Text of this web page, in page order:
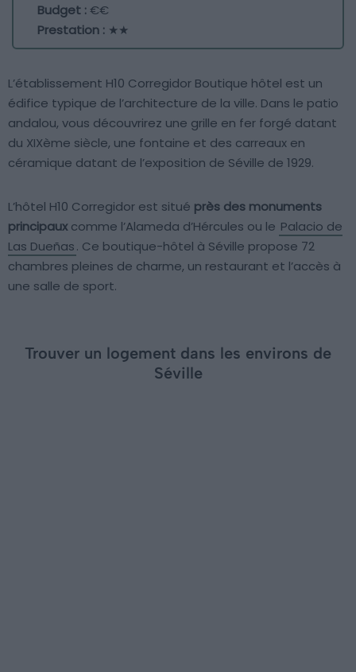
Budget :€€
Prestation : ★★
L’établissement H10 Corregidor Boutique hôtel est un
édifice typique de l’architecture de la ville. Dans le patio
andalou, vous découvrirez une grille en fer forgé datant
du XIXème siècle, une fontaine et des carreaux en
céramique datant de l’exposition de Séville de 1929.
L’hôtel H10 Corregidor est situé près des monuments
principauxcomme l’Alameda d’Hércules ou le Palacio de
Las Dueñas. Ce boutique-hôtel à Séville propose 72
chambres pleines de charme, un restaurant et l’accès à
une salle de sport.
Trouver un logement dans les environs de
Séville